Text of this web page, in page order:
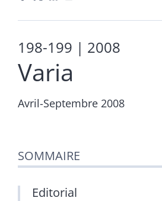
198-199 | 2008
Varia
Avril-Septembre 2008
SOMMAIRE
Editorial